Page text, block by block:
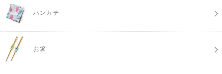
ハンカチ
お箸